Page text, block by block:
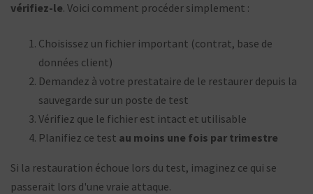
vérifiez-le. Voici comment procéder simplement :
Choisissez un fichier important (contrat, base de
données client)
Demandez à votre prestataire de le restaurer depuis la
sauvegarde sur un poste de test
Vérifiez que le fichier est intact et utilisable
Planifiez ce test au moins une fois par trimestre
Si la restauration échoue lors du test, imaginez ce qui se
passerait lors d'une vraie attaque.